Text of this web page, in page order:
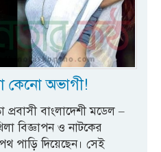
কেনো অভাগী!
বাংলাদেশী মডেল –
বিজ্ঞাপন ও নাটকের
পাড়ি দিয়েছেন। সেই